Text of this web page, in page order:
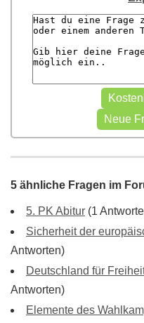
5 ähnliche Fragen im
5. PK Abitur (1
Sicherheit der
Antworten)
Deutschland für
Antworten)
Elemente des